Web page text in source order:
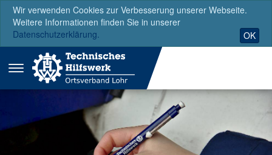
Wir verwenden Cookies zur Verbesserung unserer Webseite.
Weitere Informationen finden Sie in unserer
Datenschutzerklärung.
OK
Menü
ausklappen